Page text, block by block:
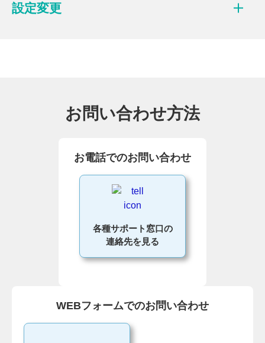
設定変更
お問い合わせ方法
お電話でのお問い合わせ
各種サポート窓口の
連絡先を見る
WEBフォームでのお問い合わせ